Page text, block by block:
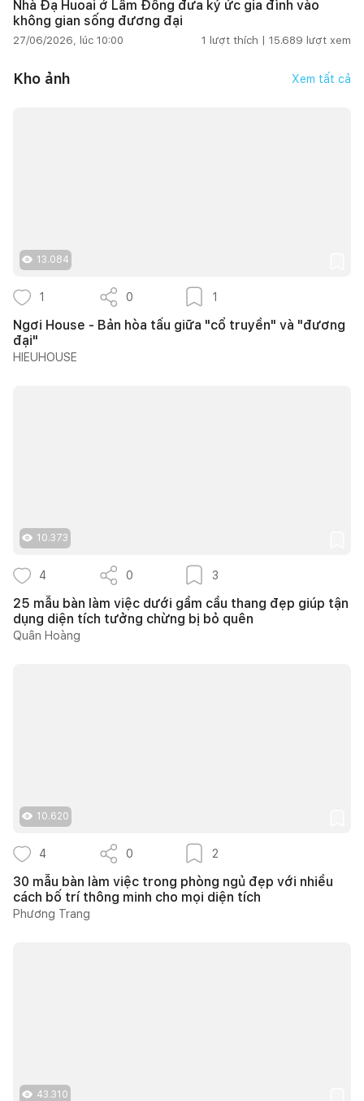
Nhà Đạ Huoai ở Lâm Đồng đưa ký ức gia đình vào
không gian sống đương đại
27/06/2026, lúc 10:00 1 lượt thích | 15.689 lượt xem
Kho ảnh Xem tất cả
13.084
1 0 1
Ngơi House - Bản hòa tấu giữa "cổ truyền" và "đương
đại"
HIEUHOUSE
10.373
4 0 3
25 mẫu bàn làm việc dưới gầm cầu thang đẹp giúp tận
dụng diện tích tưởng chừng bị bỏ quên
Quân Hoàng
10.620
4 0 2
30 mẫu bàn làm việc trong phòng ngủ đẹp với nhiều
cách bố trí thông minh cho mọi diện tích
Phương Trang
43.310